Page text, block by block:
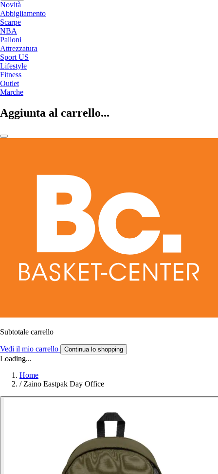
Novità
Abbigliamento
Scarpe
NBA
Palloni
Attrezzatura
Sport US
Lifestyle
Fitness
Outlet
Marche
Aggiunta al carrello...
Subtotale carrello
Vedi il mio carrello Continua lo shopping
Loading...
Home
/ Zaino Eastpak Day Office